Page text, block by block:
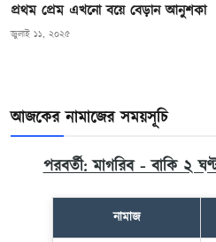
প্রথম প্রেম এখনো বয়ে বেড়ান আনুশকা
জুলাই ১১, ২০২৫
আজকের নামাজের সময়সূচি
পরবর্তী: মাগরিব - বাকি ২
নামাজ